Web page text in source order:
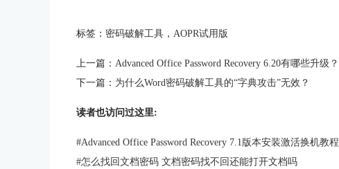
标签： 密码破解工具 ， AOPR试用版
上一篇： Advanced Office Password Recovery 6.20有哪些升级？
下一篇： 为什么Word密码破解工具的“字典攻击”无效？
读者也访问过这里:
#Advanced Office Password Recovery 7.1版本安装激活换机教程
#怎么找回文档密码 文档密码找不回还能打开文档吗